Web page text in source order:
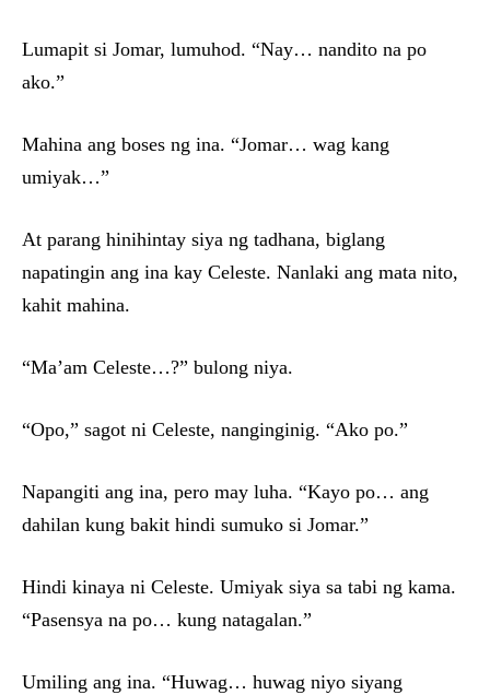
Lumapit si Jomar, lumuhod. “Nay… nandito na po
ako.”
Mahina ang boses ng ina. “Jomar… wag kang
umiyak…”
At parang hinihintay siya ng tadhana, biglang
napatingin ang ina kay Celeste. Nanlaki ang mata nito,
kahit mahina.
“Ma’am Celeste…?” bulong niya.
“Opo,” sagot ni Celeste, nanginginig. “Ako po.”
Napangiti ang ina, pero may luha. “Kayo po… ang
dahilan kung bakit hindi sumuko si Jomar.”
Hindi kinaya ni Celeste. Umiyak siya sa tabi ng kama.
“Pasensya na po… kung natagalan.”
Umiling ang ina. “Huwag… huwag niyo siyang